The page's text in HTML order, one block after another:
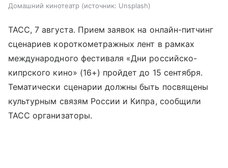
Домашний кинотеатр источник: Unsplash
ТАСС, 7 августа. Прием заявок на онлайн-питчинг
сценариев короткометражных лент в рамках
международного фестиваля «Дни российско-
кипрского кино» (16+) пройдет до 15 сентября.
Тематически сценарии должны быть посвящены
культурным связям России и Кипра, сообщили
ТАСС организаторы.